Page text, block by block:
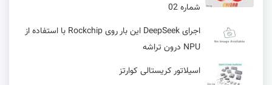
شماره 02
اجرای DeepSeek این بار روی Rockchip با استفاده از
NPU درون تراشه
اسیلاتور کریستالی کوارتز